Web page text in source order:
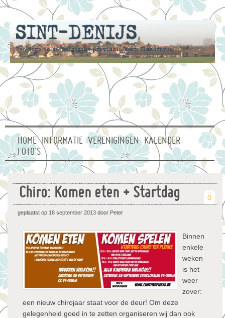
HOME INFORMATIE VERENIGINGEN KALENDER
FOTO’S
Chiro: Komen eten + Startdag 0
geplaatst op 18 september 2013 door Peter
Binnen
enkele
weken
is het
weer
zover:
een nieuw chirojaar staat voor de deur! Om deze
gelegenheid goed in te zetten organiseren wij dan ook